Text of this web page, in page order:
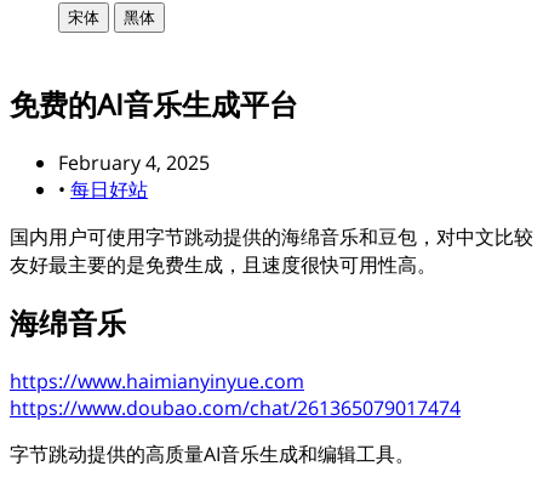
宋体 黑体
免费的AI音乐生成平台
February 4, 2025
• 每日好站
国内用户可使用字节跳动提供的海绵音乐和豆包，对中文比较
友好最主要的是免费生成，且速度很快可用性高。
海绵音乐
https://www.haimianyinyue.com
https://www.doubao.com/chat/261365079017474
字节跳动提供的高质量AI音乐生成和编辑工具。